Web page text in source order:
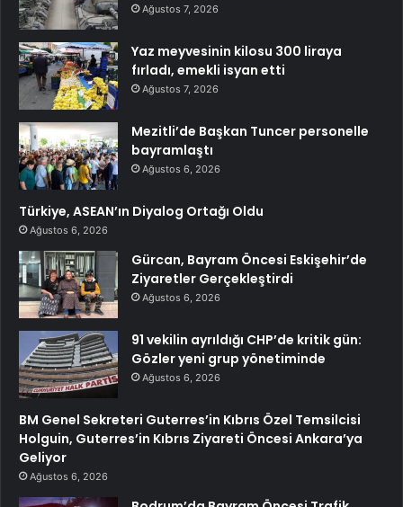
Ağustos 7, 2026
Yaz meyvesinin kilosu 300 liraya
fırladı, emekli isyan etti
Ağustos 7, 2026
Mezitli’de Başkan Tuncer personelle
bayramlaştı
Ağustos 6, 2026
Türkiye, ASEAN’ın Diyalog Ortağı Oldu
Ağustos 6, 2026
Gürcan, Bayram Öncesi Eskişehir’de
Ziyaretler Gerçekleştirdi
Ağustos 6, 2026
91 vekilin ayrıldığı CHP’de kritik gün:
Gözler yeni grup yönetiminde
Ağustos 6, 2026
BM Genel Sekreteri Guterres’in Kıbrıs Özel Temsilcisi
Holguin, Guterres’in Kıbrıs Ziyareti Öncesi Ankara’ya
Geliyor
Ağustos 6, 2026